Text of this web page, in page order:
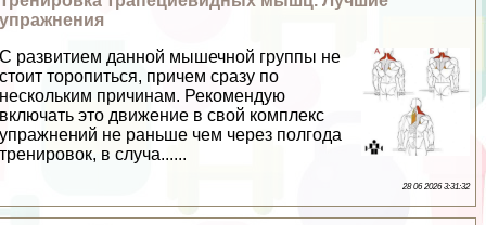
упражнения
С развитием данной мышечной группы не
стоит торопиться, причем сразу по
нескольким причинам. Рекомендую
включать это движение в свой комплекс
упражнений не раньше чем через полгода
тренировок, в случа......
28 06 2026 3:31:32